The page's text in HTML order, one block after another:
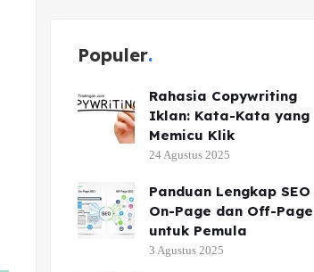
Populer
Rahasia Copywriting
Iklan: Kata-Kata yang
Memicu Klik
24 Agustus 2025
Panduan Lengkap SEO
On-Page dan Off-Page
untuk Pemula
3 Agustus 2025